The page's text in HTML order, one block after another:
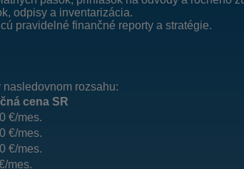
odpisy a inventarizácia.
pravidelné finančné reporty a stratégie.
rozsahu:
cena SR
€/mes.
€/mes.
€/mes.
mes.